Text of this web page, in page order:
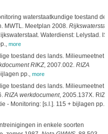
waterstaatkundige toestand
MWTL. Meetplan 2008.
Waterdienst: Lelystad.
more
toestand des lands. Milieumeetnet
RIKZ, 2007.002. RIZA
pp. more
toestand des lands. Milieumeetnet
RIZA werkdocument, 2005.137X.
- Monitoring: [s.l.]. 115 + bijlagen pp.
in enkele soorten